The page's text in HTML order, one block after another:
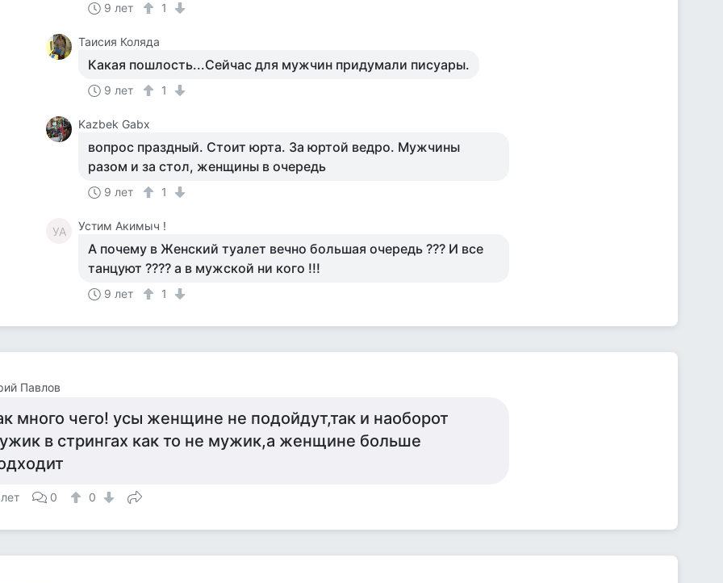
9 лет 1
Таисия Коляда
Какая пошлость...Сейчас для мужчин придумали писуары.
9 лет 1
Kazbek Gabx
вопрос праздный. Стоит юрта. За юртой ведро. Мужчины
разом и за стол, женщины в очередь
9 лет 1
УА Устим Акимыч !
А почему в Женский туалет вечно большая очередь ??? И все
танцуют ???? а в мужской ни кого !!!
9 лет 1
Павлов
много чего! усы женщине не подойдут,так и наоборот
в стрингах как то не мужик,а женщине больше
0 0